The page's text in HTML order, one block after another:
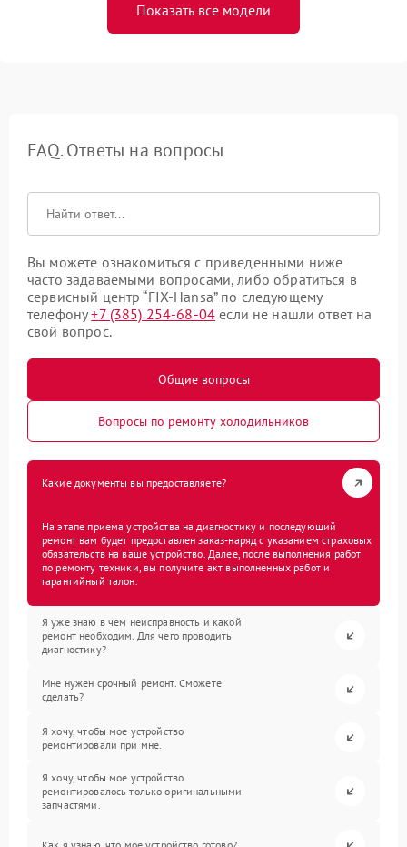
Показать все модели
FAQ. Ответы на вопросы
Вы можете ознакомиться с приведенными ниже
часто задаваемыми вопросами, либо обратиться в
сервисный центр “FIX-Hansa” по следующему
телефону+7 (385) 254-68-04 если не нашли ответ на
свой вопрос.
Общие вопросы
Вопросы по ремонту холодильников
Какие документы вы предоставляете?
На этапе приема устройства на диагностику и последующий
ремонт вам будет предоставлен заказ-наряд с указанием страховых
обязательств на ваше устройство. Далее, после выполнения работ
по ремонту техники, вы получите акт выполненных работ и
гарантийный талон.
Я уже знаю в чем неисправность и какой
ремонт необходим. Для чего проводить
диагностику?
Мне нужен срочный ремонт. Сможете
сделать?
Я хочу, чтобы мое устройство
ремонтировали при мне.
Я хочу, чтобы мое устройство
ремонтировалось только оригинальными
запчастями.